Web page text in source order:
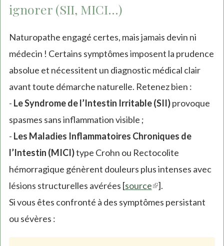
ignorer (SII, MICI...)
Naturopathe engagé certes, mais jamais devin ni
médecin ! Certains symptômes imposent la prudence
absolue et nécessitent un diagnostic médical clair
avant toute démarche naturelle. Retenez bien :
- Le Syndrome de l’Intestin Irritable (SII)provoque
spasmes sans inflammation visible ;
- Les Maladies Inflammatoires Chroniques de
l’Intestin (MICI)type Crohn ou Rectocolite
hémorragique génèrent douleurs plus intenses avec
lésions structurelles avérées [source(link
is
].
Si vous êtes confronté à des symptômes persistant
ou sévères :